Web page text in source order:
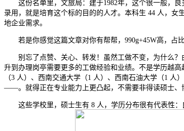
这份名单里，文旅局：建于1982年，这个很一般，良
录用，就是培育这个标的目的的人才。本科生 44 人，女
地企业需求。
若是你感觉这篇文章对你有帮帮，990g+45W高，占比
别忘了点赞、关心、转发！虽然工做不变，为什么？
升到办理岗亭需要更多的工做经验和业绩。不是学历越
（3 人）、西南交通大学（1 人）、西南石油大学（1
——。就得正在专业能力上更凸起，不需要非得读硕士、
这些学校里，硕士生有 8 人，学历分布很有代表性：